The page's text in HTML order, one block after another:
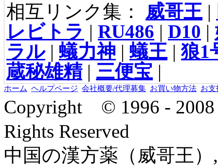
相互リンク集： 威哥王 |
レビトラ | RU486 | D10 |
ラル| 蟻力神 | 蟻王 |狼1
蔵秘雄精| 三便宝 |
ホーム ヘルプページ 会社概要/代理募集 お買い物方法 お支
Copyright © 1996 -
Rights Reserved
中国の漢方薬（威哥王